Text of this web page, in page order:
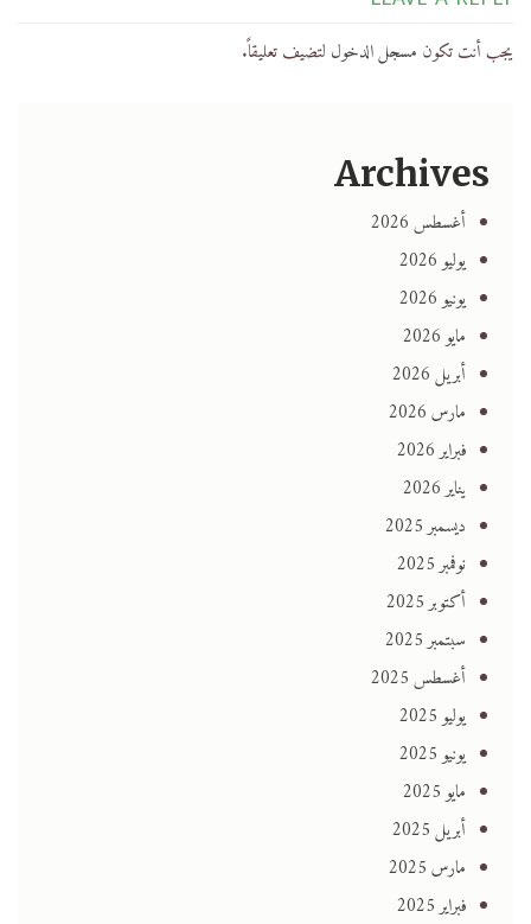
يجب أنت تكون مسجل الدخول لتضيف تعليقاً.
Archives
أغسطس 2026
يوليو 2026
يونيو 2026
مايو 2026
أبريل 2026
مارس 2026
فبراير 2026
يناير 2026
ديسمبر 2025
نوفمبر 2025
أكتوبر 2025
سبتمبر 2025
أغسطس 2025
يوليو 2025
يونيو 2025
مايو 2025
أبريل 2025
مارس 2025
فبراير 2025